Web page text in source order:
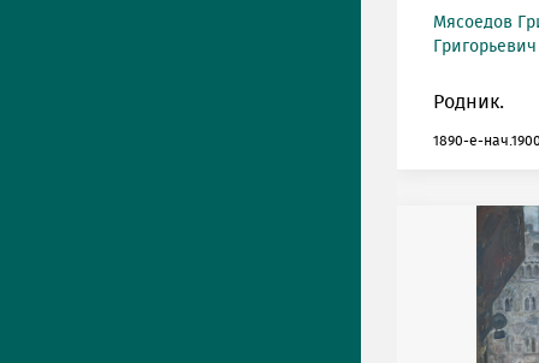
Мясоедов
Родник.
1890-е-